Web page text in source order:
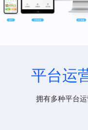
平台运
拥有多种平台